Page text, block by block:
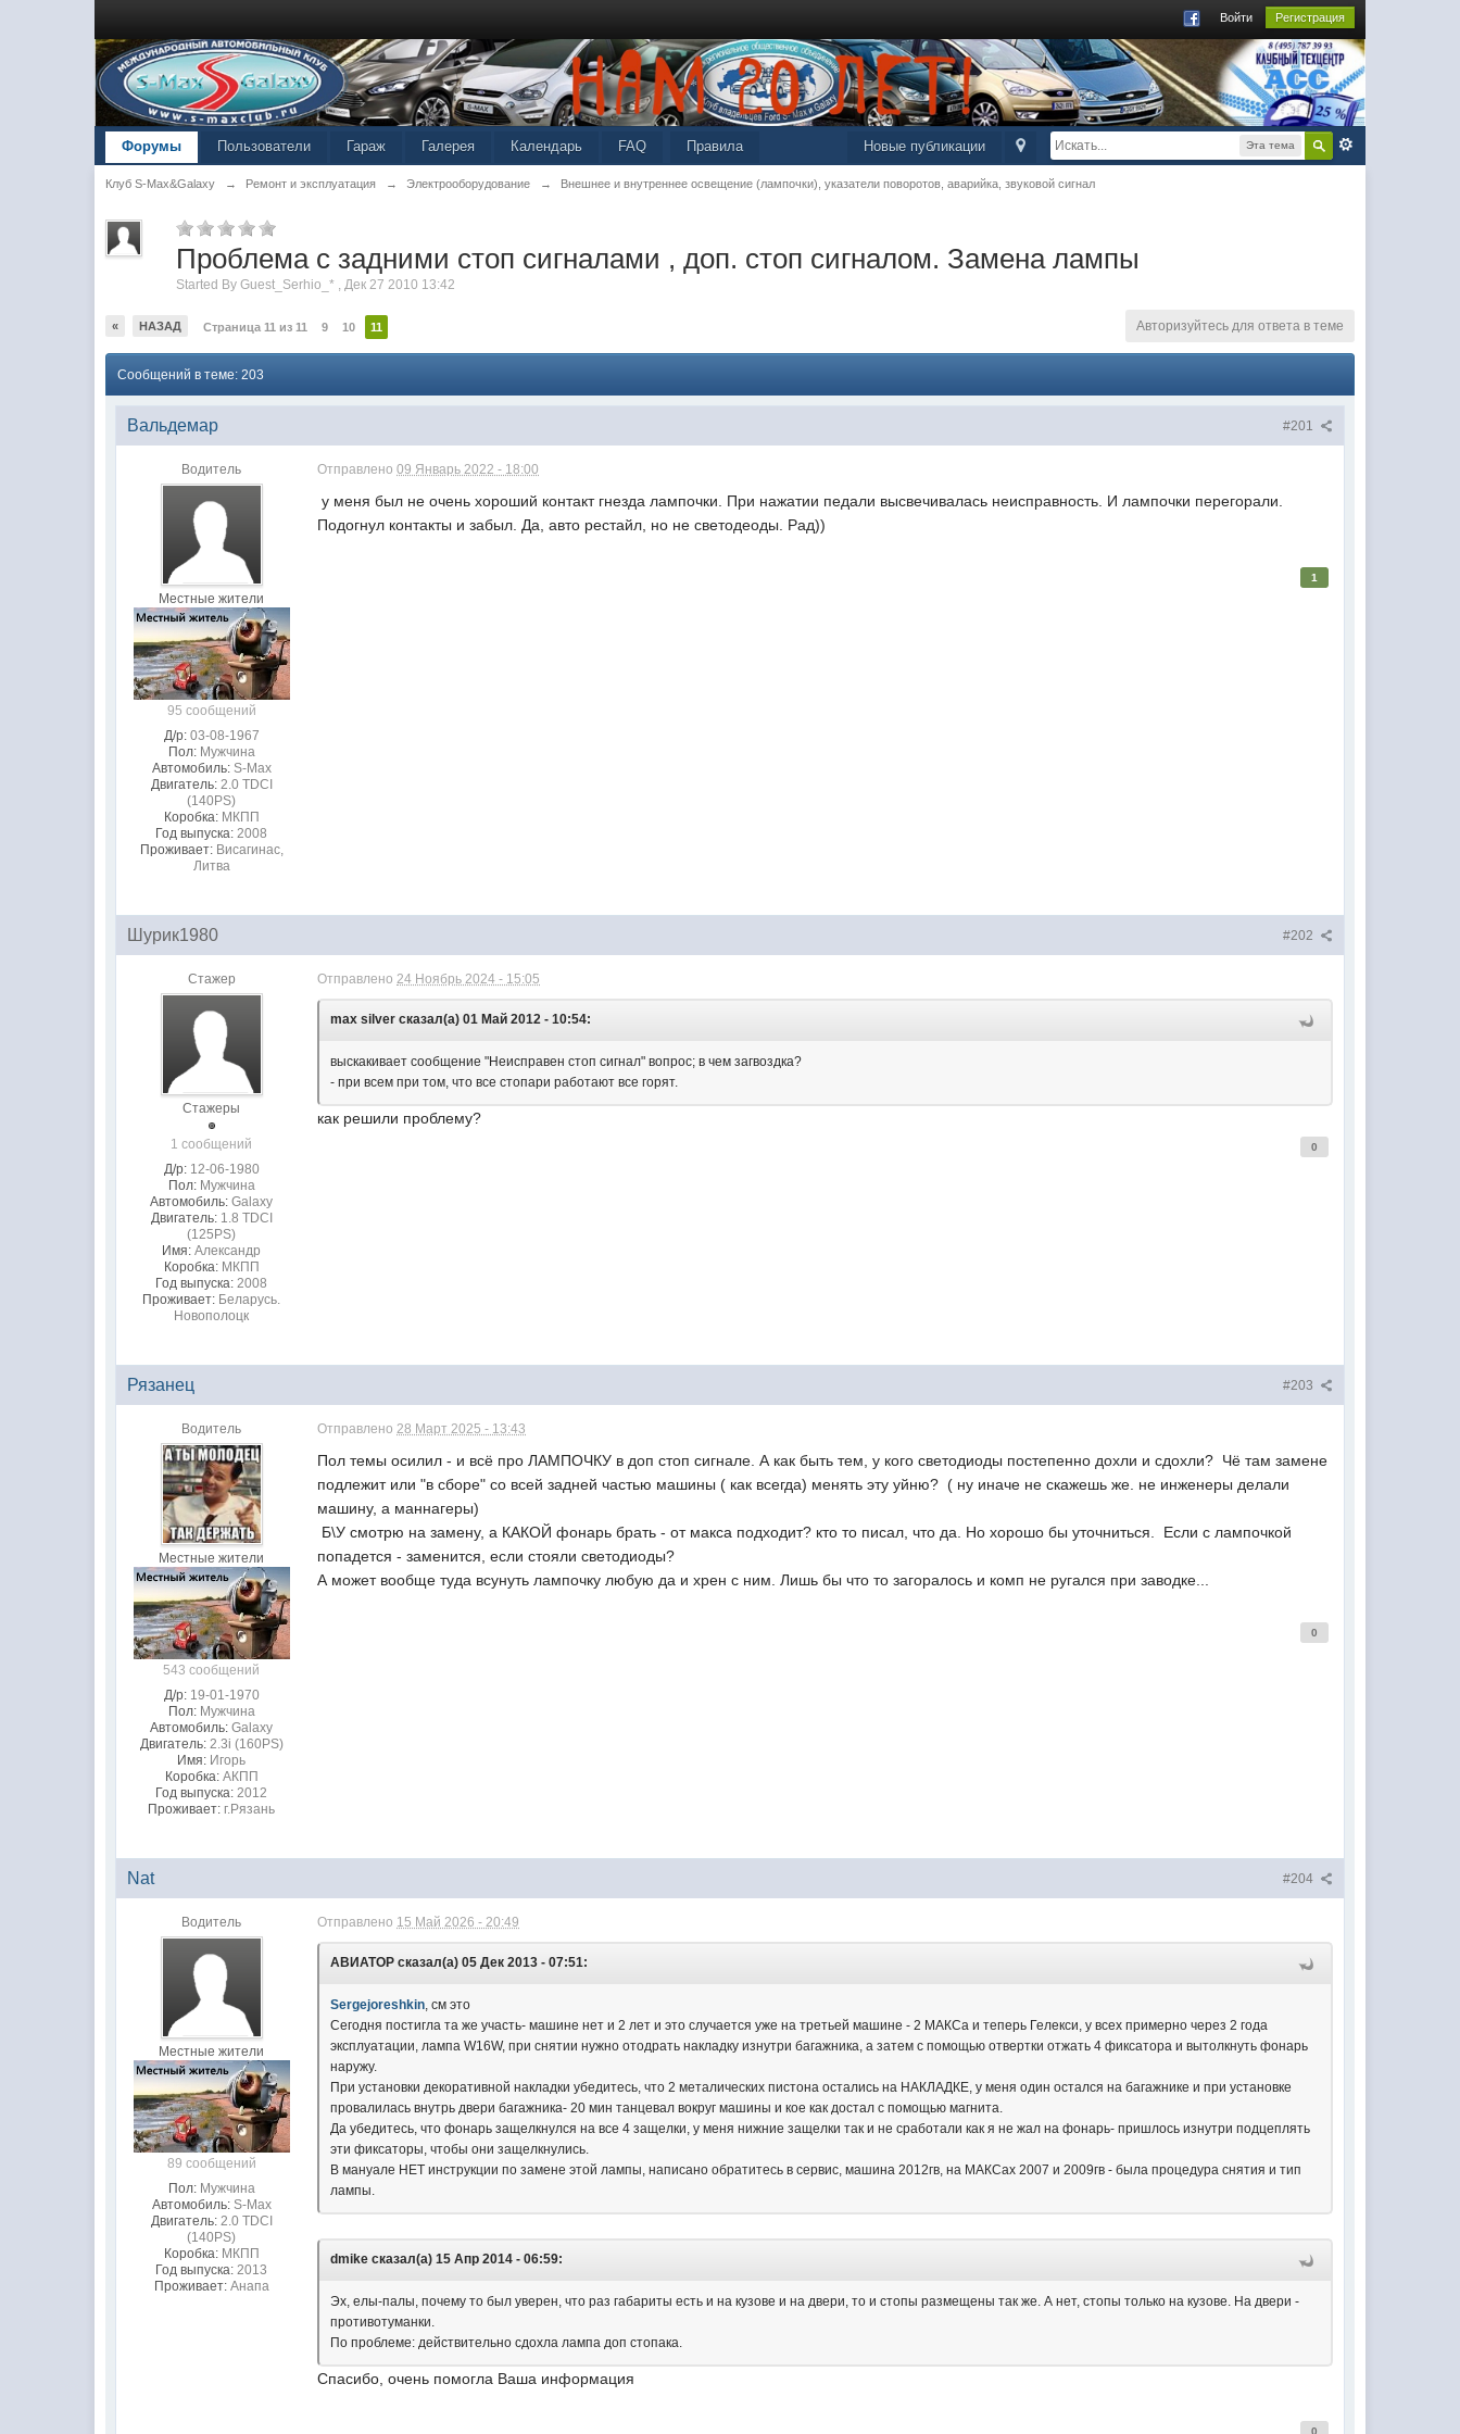
Войти Регистрация
Эта тема
Новые публикации
FAQ Правила
Форумы Пользователи Гараж Галерея Календарь
Клуб S-Max&Galaxy → Ремонт и эксплуатация → Электрооборудование → Внешнее и внутреннее освещение (лампочки), указатели поворотов, аварийка, звуковой сигнал
Проблема с задними стоп сигналами , доп. стоп сигналом. Замена лампы
Started ByGuest_Serhio_* ,Дек 27 2010 13:42
« НАЗАД Страница 11 из 11 9 10 11 Авторизуйтесь для ответа в теме
Сообщений в теме: 203
#201
Вальдемар
Водитель
Местные жители
95 сообщений
Д/р: 03-08-1967
Пол: Мужчина
Автомобиль: S-Max
Двигатель: 2.0 TDCI
(140PS)
Коробка: МКПП
Год выпуска: 2008
Проживает: Висагинас,
Литва
Отправлено09 Январь 2022 - 18:00
у меня был не очень хороший контакт гнезда лампочки. При нажатии педали высвечивалась неисправность. И лампочки перегорали.
Подогнул контакты и забыл. Да, авто рестайл, но не светодеоды. Рад))
1
#202
Шурик1980
Стажер
Стажеры
1 сообщений
Д/р: 12-06-1980
Пол: Мужчина
Автомобиль: Galaxy
Двигатель: 1.8 TDCI
(125PS)
Имя: Александр
Коробка: МКПП
Год выпуска: 2008
Проживает: Беларусь.
Новополоцк
Отправлено24 Ноябрь 2024 - 15:05
max silver сказал(а) 01 Май 2012 - 10:54:
выскакивает сообщение "Неисправен стоп сигнал" вопрос; в чем загвоздка?
- при всем при том, что все стопари работают все горят.
как решили проблему?
0
#203
Рязанец
Водитель
Местные жители
543 сообщений
Д/р: 19-01-1970
Пол: Мужчина
Автомобиль: Galaxy
Двигатель: 2.3i (160PS)
Имя: Игорь
Коробка: АКПП
Год выпуска: 2012
Проживает: г.Рязань
Отправлено28 Март 2025 - 13:43
Пол темы осилил - и всё про ЛАМПОЧКУ в доп стоп сигнале. А как быть тем, у кого светодиоды постепенно дохли и сдохли? Чё там замене
подлежит или "в сборе" со всей задней частью машины ( как всегда) менять эту уйню? ( ну иначе не скажешь же. не инженеры делали
машину, а маннагеры)
Б\У смотрю на замену, а КАКОЙ фонарь брать - от макса подходит? кто то писал, что да. Но хорошо бы уточниться. Если с лампочкой
попадется - заменится, если стояли светодиоды?
А может вообще туда всунуть лампочку любую да и хрен с ним. Лишь бы что то загоралось и комп не ругался при заводке...
0
#204
Nat
Водитель
Местные жители
89 сообщений
Пол: Мужчина
Автомобиль: S-Max
Двигатель: 2.0 TDCI
(140PS)
Коробка: МКПП
Год выпуска: 2013
Проживает: Анапа
Отправлено 15 Май 2026 - 20:49
АВИАТОР сказал(а) 05 Дек 2013 - 07:51:
Sergejoreshkin, см это
Сегодня постигла та же участь- машине нет и 2 лет и это случается уже на третьей машине - 2 МАКСа и теперь Гелекси, у всех примерно через 2 года
эксплуатации, лампа W16W, при снятии нужно отодрать накладку изнутри багажника, а затем с помощью отвертки отжать 4 фиксатора и вытолкнуть фонарь
наружу.
При установки декоративной накладки убедитесь, что 2 металических пистона остались на НАКЛАДКЕ, у меня один остался на багажнике и при установке
провалилась внутрь двери багажника- 20 мин танцевал вокруг машины и кое как достал с помощью магнита.
Да убедитесь, что фонарь защелкнулся на все 4 защелки, у меня нижние защелки так и не сработали как я не жал на фонарь- пришлось изнутри подцеплять
эти фиксаторы, чтобы они защелкнулись.
В мануале НЕТ инструкции по замене этой лампы, написано обратитесь в сервис, машина 2012гв, на МАКСах 2007 и 2009гв - была процедура снятия и тип
лампы.
dmike сказал(а) 15 Апр 2014 - 06:59:
Эх, елы-палы, почему то был уверен, что раз габариты есть и на кузове и на двери, то и стопы размещены так же. А нет, стопы только на кузове. На двери -
противотуманки.
По проблеме: действительно сдохла лампа доп стопака.
Спасибо, очень помогла Ваша информация
0